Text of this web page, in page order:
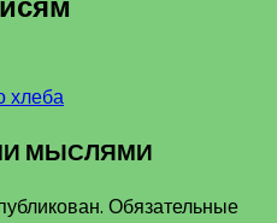
хлеба
МЫСЛЯМИ
Обязательные